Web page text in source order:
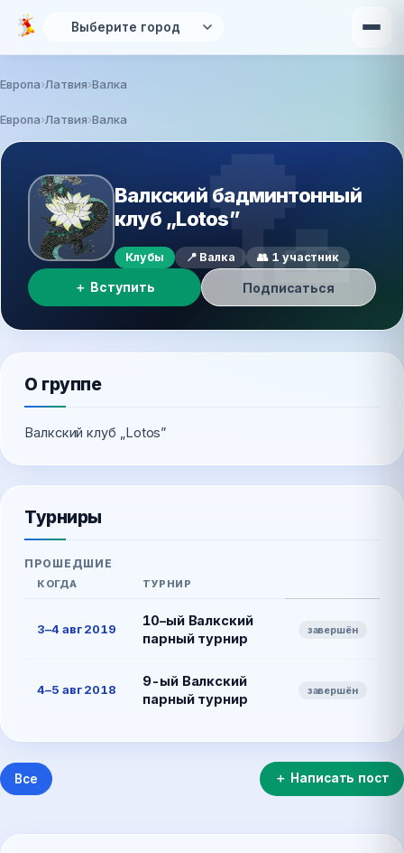
Перейти к основному содержанию
Европа Латвия Валка
Европа›Латвия›Валка 🏸
Валкский бадминтонный
клуб „Lotos”
Клубы 📍 Валка 👥 1 участник
＋ Вступить Подписаться
О группе
Валкский клуб „Lotos”
Турниры
ПРОШЕДШИЕ
КОГДА ТУРНИР
3–4 авг 2019
10–ый Валкский
парный турнир
завершён
4–5 авг 2018
9-ый Валкский
парный турнир
завершён
Все ＋ Написать пост